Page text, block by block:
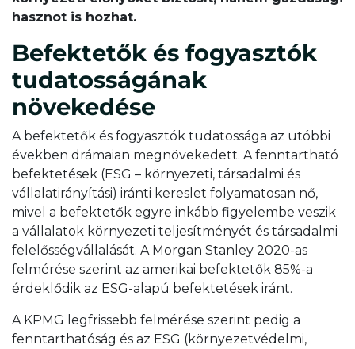
hasznot is hozhat.
Befektetők és fogyasztók
tudatosságának
növekedése
A befektetők és fogyasztók tudatossága az utóbbi
években drámaian megnövekedett. A fenntartható
befektetések (ESG – környezeti, társadalmi és
vállalatirányítási) iránti kereslet folyamatosan nő,
mivel a befektetők egyre inkább figyelembe veszik
a vállalatok környezeti teljesítményét és társadalmi
felelősségvállalását. A Morgan Stanley 2020-as
felmérése szerint az amerikai befektetők 85%-a
érdeklődik az ESG-alapú befektetések iránt.
A KPMG legfrissebb felmérése szerint pedig a
fenntarthatóság és az ESG (környezetvédelmi,